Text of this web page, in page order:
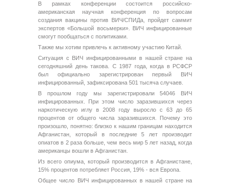
В рамках конференции состоится российско-
американская научная конференция по вопросам
создания вакцины против ВИЧ/СПИДа, пройдет саммит
экспертов «Большой восьмерки». ВИЧ инфицированные
смогут пообщаться с политиками.
Также мы хотим привлечь к активному участию Китай.
Ситуация с ВИЧ инфицированными в нашей стране на
сегодняшний день такова. С 1987 года, когда в РСФСР
был официально зарегистрирован первый ВИЧ
инфицированный, зафиксирована 501 тысяча случаев.
В прошлом году мы зарегистрировали 54046 ВИЧ
инфицированных. При этом число заразившихся через
наркотическую иглу в 2008 году выросло с 63 до 65
процентов от общего числа заразившихся. Почему это
произошло, понятно: близко к нашим границам находится
Афганистан, который в последние 5 лет производит
опиатов в 2 раза больше, чем весь мир 5 лет назад, когда
американцы вошли в Афганистан.
Из всего опиума, который производится в Афганистане,
15% процентов потребляет Россия, 19% - вся Европа.
Общее число ВИЧ инфицированных в нашей стране на